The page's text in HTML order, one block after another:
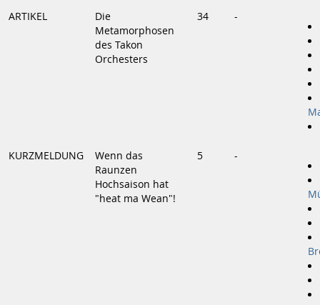
ARTIKEL
Die
Metamorphosen
des Takon
Orchesters
34 -
KURZMELDUNG
Wenn das
Raunzen
Hochsaison hat
"heat ma Wean"!
5 -